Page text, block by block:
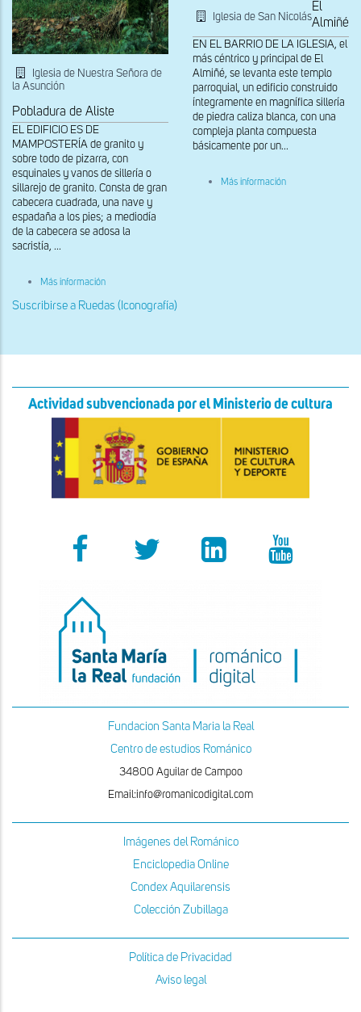
Iglesia de Nuestra Señora de
la Asunción
Pobladura de Aliste
EL EDIFICIO ES DE
MAMPOSTERÍA de granito y
sobre todo de pizarra, con
esquinales y vanos de sillería o
sillarejo de granito. Consta de gran
cabecera cuadrada, una nave y
espadaña a los pies; a mediodía
de la cabecera se adosa la
sacristía, ...
Más información
tallado
en
el
oriental
de
la
portada
románica
Iglesia de San Nicolás
El
Almiñé
EN EL BARRIO DE LA IGLESIA, el
más céntrico y principal de El
Almiñé, se levanta este templo
parroquial, un edificio construido
íntegramente en magnífica sillería
de piedra caliza blanca, con una
compleja planta compuesta
básicamente por un...
Más información
Suscribirse a Ruedas (Iconografía)
Actividad subvencionada por el Ministerio de cultura
Fundacion Santa Maria la Real
Centro de estudios Románico
34800 Aguilar de Campoo
Email:info@romanicodigital.com
Imágenes del Románico
Enciclopedia Online
Condex Aquilarensis
Colección Zubillaga
Política de Privacidad
Aviso legal